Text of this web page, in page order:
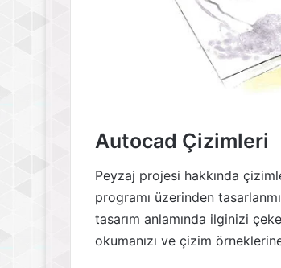
Autocad Çizimleri
Peyzaj projesi hakkında
programı üzerinden
tasarım anlamında ilginizi
okumanızı ve çizim